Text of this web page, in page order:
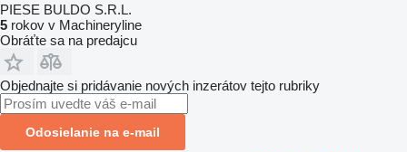
PIESE BULDO S.R.L.
5 rokov v Machineryline
Obráťte sa na predajcu
Objednajte si pridávanie nových inzerátov tejto rubriky
Odosielanie na e-mail